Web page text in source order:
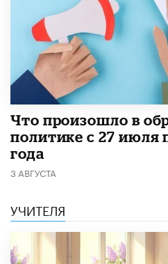
​Что произошло в
политике с 27 июля
года
3 АВГУСТА
УЧИТЕЛЯ